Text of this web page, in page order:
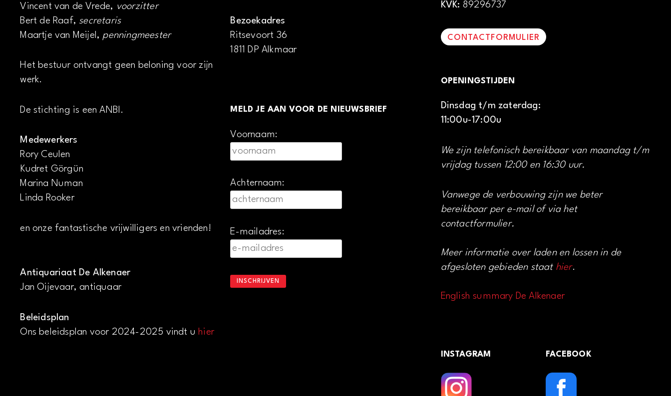
Vincent van de Vrede, voorzitter
Bert de Raaf, secretaris
Maartje van Meijel, penningmeester
Het bestuur ontvangt geen beloning voor zijn
werk.
De stichting is een ANBI.
Medewerkers
Rory Ceulen
Kudret Görgün
Marina Numan
Linda Rooker
en onze fantastische vrijwilligers en vrienden!
Antiquariaat De Alkenaer
Jan Oijevaar, antiquaar
Beleidsplan
Ons beleidsplan voor 2024-2025 vindt u hier
Bezoekadres
Ritsevoort 36
1811 DP Alkmaar
MELD JE AAN VOOR DE NIEUWSBRIEF
Voornaam:
Achternaam:
E-mailadres:
KVK: 89296737
CONTACTFORMULIER
OPENINGSTIJDEN
Dinsdag t/m zaterdag:
11:00u-17:00u
We zijn telefonisch bereikbaar van maandag t/m
vrijdag tussen 12:00 en 16:30 uur.
Vanwege de verbouwing zijn we beter
bereikbaar per e-mail of via het
contactformulier.
Meer informatie over laden en lossen in de
afgesloten gebieden staat hier.
English summary De Alkenaer
INSTAGRAM FACEBOOK